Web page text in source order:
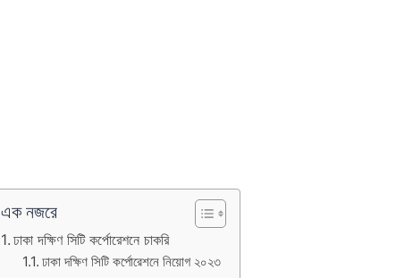
এক নজরে
ঢাকা দক্ষিণ সিটি কর্পোরেশনে চাকরি
ঢাকা দক্ষিণ সিটি কর্পোরেশনে নিয়োগ ২০২৩